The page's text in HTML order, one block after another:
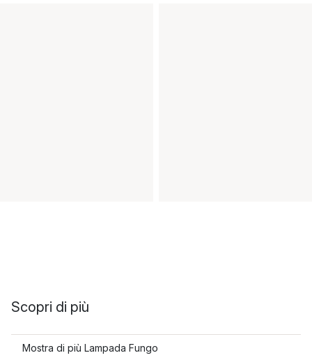
Scopri di più
Mostra di più Lampada Fungo